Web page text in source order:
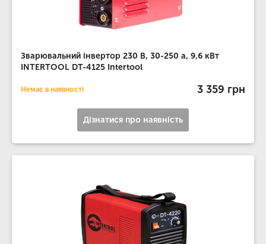
Зварювальний інвертор 230 В, 30-250 а, 9,6 кВт
INTERTOOL DT-4125 Intertool
Немає в наявності 3 359 грн
Дізнатися про наявність